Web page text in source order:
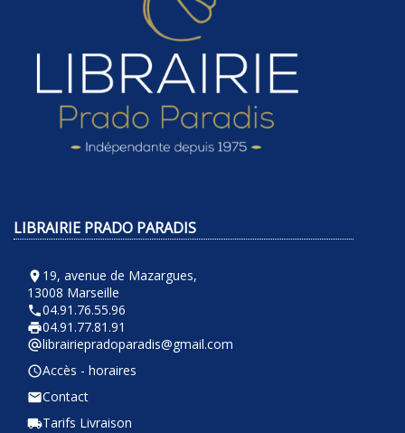
LIBRAIRIE PRADO PARADIS
room 19, avenue de Mazargues,
13008 Marseille
phone04.91.76.55.96
local_printshop04.91.77.81.91
alternate_emaillibrairiepradoparadis@gmail.com
query_builderAccès - horaires
emailContact
local_shippingTarifs Livraison